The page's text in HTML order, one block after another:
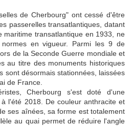
de Cherbourg" ont cessé d'être
passerelles transatlantiques, datant
maritime transatlantique en 1933, ne
en vigueur. Parmi les 9 de
de la Seconde Guerre mondiale et
au titre des monuments historiques
sont désormais stationnées, laissées
de France.
Cherbourg s'est doté d'une
l'été 2018. De couleur anthracite et
ses aînées, sa forme est totalement
au quai permet de réduire l'angle